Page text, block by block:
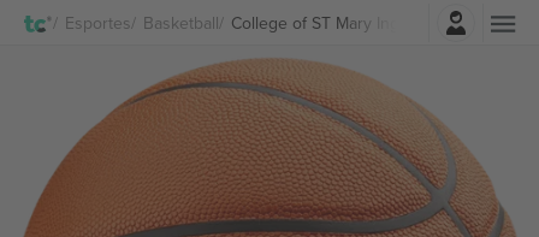
Esportes Basketball College of ST Mary Ingressos
Entrar